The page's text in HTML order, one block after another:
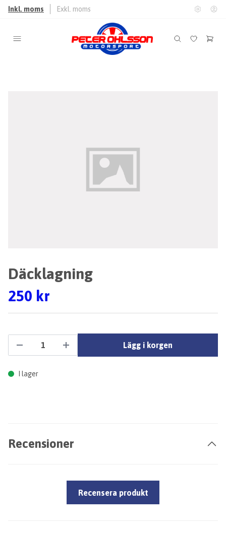
Inkl. moms Exkl. moms
Däcklagning
250 kr
Lägg i korgen
I lager
Recensioner
Recensera produkt